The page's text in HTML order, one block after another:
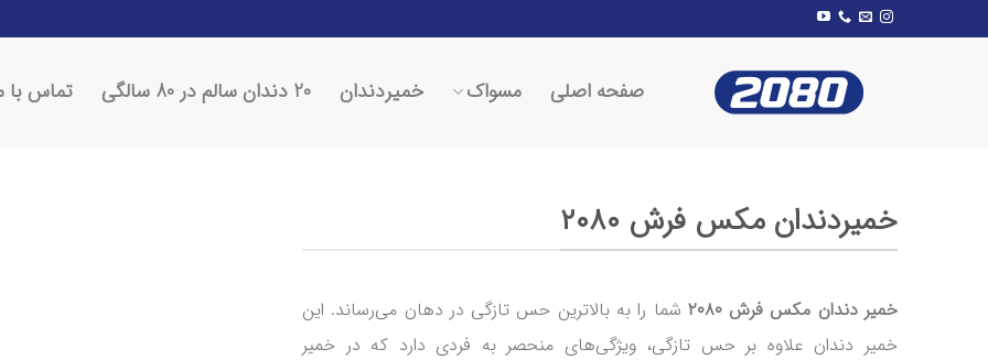
صفحه اصلی مسواک‌ خمیردندان‌ 20 دندان سالم در 80 سالگی تماس با
خمیردندان مکس فرش ۲۰۸۰
خمیر دندان مکس فرش ۲۰۸۰
شما را به بالاترین حس تازگی در دهان می‌رساند. این
خمیر دندان علاوه بر حس تازگی، ویژگی‌های منحصر به فردی دارد که در خمیر